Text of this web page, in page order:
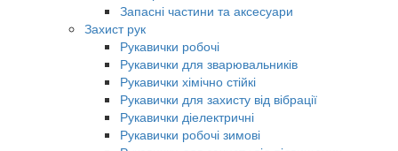
Запасні частини та аксесуари
Захист рук
Рукавички робочі
Рукавички для зварювальників
Рукавички хімічно стійкі
Рукавички для захисту від вібрації
Рукавички діелектричні
Рукавички робочі зимові